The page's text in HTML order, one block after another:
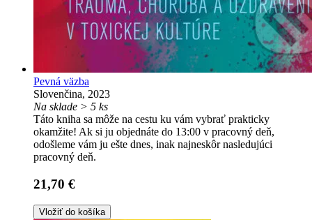
Pevná väzba
Slovenčina, 2023
Na sklade > 5 ks
Táto kniha sa môže na cestu ku vám vybrať prakticky
okamžite! Ak si ju objednáte do 13:00 v pracovný deň,
odošleme vám ju ešte dnes, inak najneskôr nasledujúci
pracovný deň.
21,70 €
Vložiť do košíka